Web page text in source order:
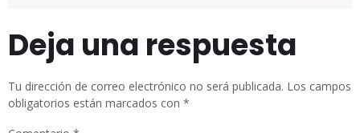
Deja una respuesta
Tu dirección de correo electrónico no será publicada. Los campos
obligatorios están marcados con *